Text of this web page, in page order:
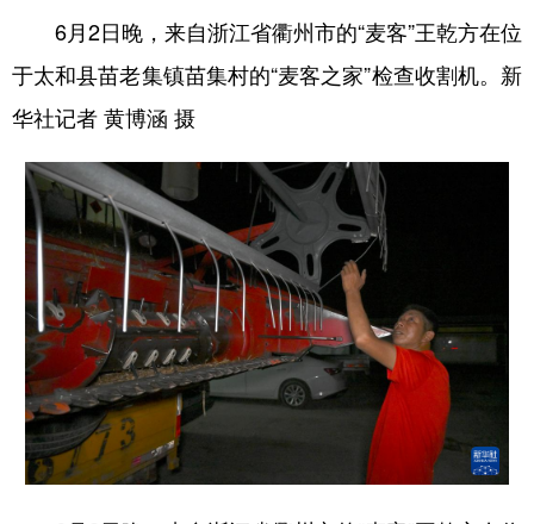
6月2日晚，来自浙江省衢州市的“麦客”王乾方在位
于太和县苗老集镇苗集村的“麦客之家”检查收割机。新
华社记者 黄博涵 摄